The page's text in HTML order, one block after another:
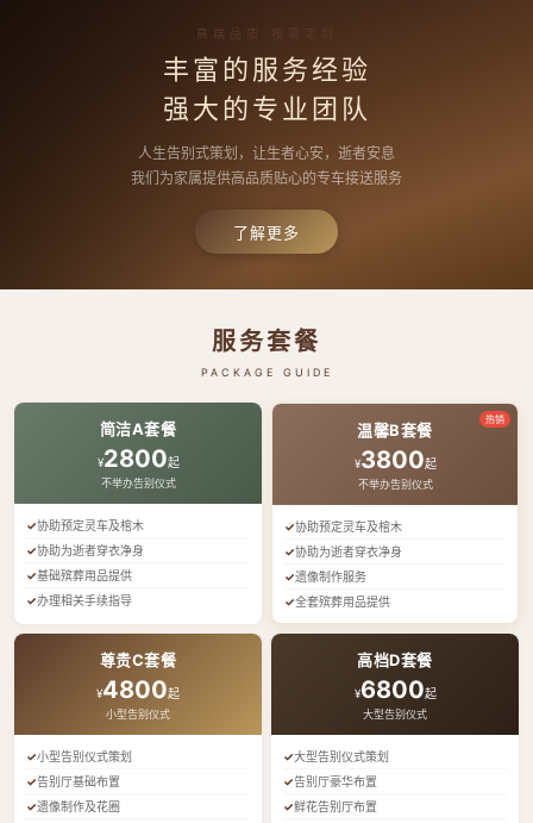
高端品质 按需定制
丰富的服务经验
强大的专业团队
人生告别式策划，让生者心安，逝者安息
我们为家属提供高品质贴心的专车接送服务
了解更多
服务套餐
PACKAGE GUIDE
简洁A套餐
¥2800起
不举办告别仪式
协助预定灵车及棺木
协助为逝者穿衣净身
基础殡葬用品提供
办理相关手续指导
热销
温馨B套餐
¥3800起
不举办告别仪式
协助预定灵车及棺木
协助为逝者穿衣净身
遗像制作服务
全套殡葬用品提供
尊贵C套餐
¥4800起
小型告别仪式
小型告别仪式策划
告别厅基础布置
遗像制作及花圈
高档D套餐
¥6800起
大型告别仪式
大型告别仪式策划
告别厅豪华布置
鲜花告别厅布置